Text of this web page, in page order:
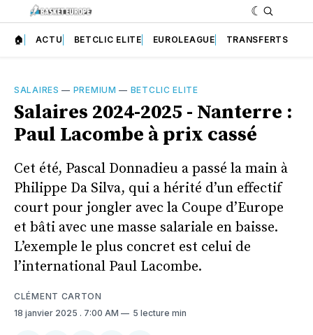
🏠 ACTU BETCLIC ELITE EUROLEAGUE TRANSFERTS
SALAIRES — PREMIUM — BETCLIC ELITE
Salaires 2024-2025 - Nanterre :
Paul Lacombe à prix cassé
Cet été, Pascal Donnadieu a passé la main à
Philippe Da Silva, qui a hérité d’un effectif
court pour jongler avec la Coupe d’Europe
et bâti avec une masse salariale en baisse.
L’exemple le plus concret est celui de
l’international Paul Lacombe.
CLÉMENT CARTON
18 janvier 2025 . 7:00 AM 5 lecture min